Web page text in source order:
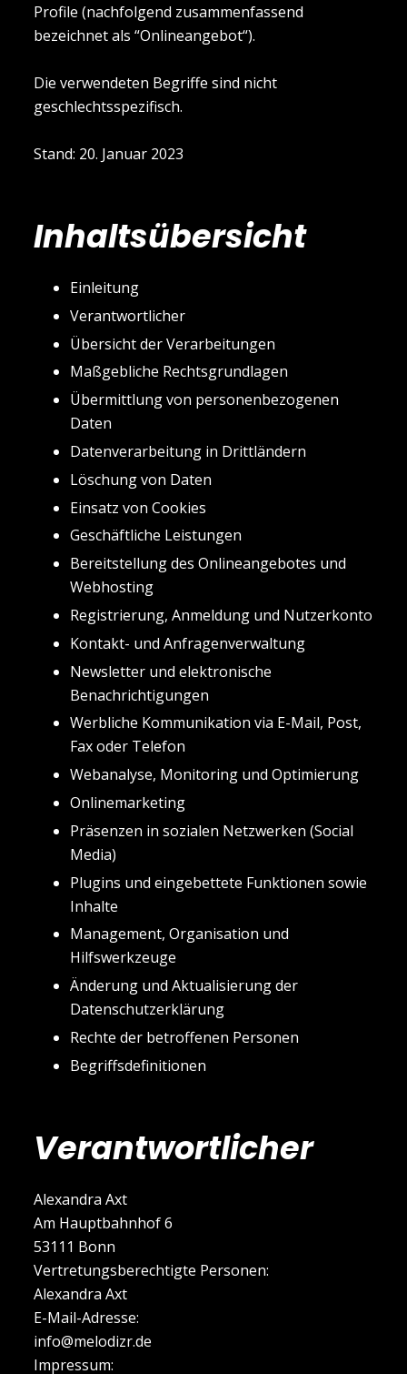
Profile (nachfolgend zusammenfassend
bezeichnet als “Onlineangebot“).
Die verwendeten Begriffe sind nicht
geschlechtsspezifisch.
Stand: 20. Januar 2023
Inhaltsübersicht
Einleitung
Verantwortlicher
Übersicht der Verarbeitungen
Maßgebliche Rechtsgrundlagen
Übermittlung von personenbezogenen
Daten
Datenverarbeitung in Drittländern
Löschung von Daten
Einsatz von Cookies
Geschäftliche Leistungen
Bereitstellung des Onlineangebotes und
Webhosting
Registrierung, Anmeldung und Nutzerkonto
Kontakt- und Anfragenverwaltung
Newsletter und elektronische
Benachrichtigungen
Werbliche Kommunikation via E-Mail, Post,
Fax oder Telefon
Webanalyse, Monitoring und Optimierung
Onlinemarketing
Präsenzen in sozialen Netzwerken (Social
Media)
Plugins und eingebettete Funktionen sowie
Inhalte
Management, Organisation und
Hilfswerkzeuge
Änderung und Aktualisierung der
Datenschutzerklärung
Rechte der betroffenen Personen
Begriffsdefinitionen
Verantwortlicher
Alexandra Axt
Am Hauptbahnhof 6
53111 Bonn
Vertretungsberechtigte Personen:
Alexandra Axt
E-Mail-Adresse:
info@melodizr.de
Impressum: